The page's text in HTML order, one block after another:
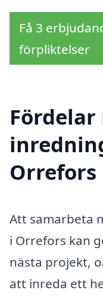
Få 3
förpliktelser
Orrefors
Att samarbeta
i Orrefors kan
nästa projekt,
att inreda ett